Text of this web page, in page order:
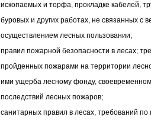
ископаемых и торфа, прокладке кабелей,
буровых и других работах, не связанных с
осуществлением лесных пользовании;
правил пожарной безопасности в лесах;
пройденных пожарами на территории
ими ущерба лесному фонду,
последствий лесных пожаров;
санитарных правил в лесах, требований